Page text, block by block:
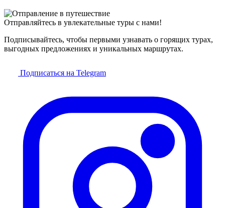
Отправляйтесь в увлекательные туры с нами!
Подписывайтесь, чтобы первыми узнавать о горящих турах,
выгодных предложениях и уникальных маршрутах.
Подписаться на Telegram